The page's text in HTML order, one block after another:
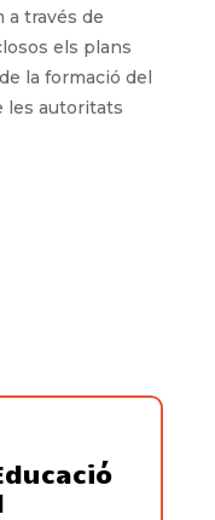
a través de
els plans
la formació del
les autoritats